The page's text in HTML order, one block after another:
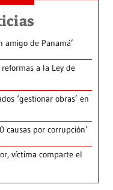
amigo de Panamá’
a la Ley de
‘gestionar obras’ en
causas por corrupción’
víctima comparte el